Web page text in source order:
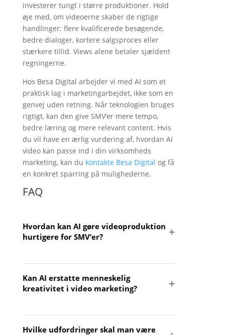
investerer tungt i større produktioner. Hold
øje med, om videoerne skaber de rigtige
handlinger: flere kvalificerede besøgende,
bedre dialoger, kortere salgsproces eller
stærkere tillid. Views alene betaler sjældent
regningerne.
Hos Besa Digital arbejder vi med AI som et
praktisk lag i marketingarbejdet, ikke som en
genvej uden retning. Når teknologien bruges
rigtigt, kan den give SMV’er mere tempo,
bedre læring og mere relevant content. Hvis
du vil have en ærlig vurdering af, hvordan AI
video kan passe ind i din virksomheds
marketing, kan du kontakte Besa Digital og få
en konkret sparring på mulighederne.
FAQ
Hvordan kan AI gøre videoproduktion
hurtigere for SMV’er?
klipning og undertekster, så videoindhold
kan produceres på markant kortere tid end
Kan AI erstatte menneskelig
kreativitet i video marketing?
strategi, budskaber og målgruppeforståelse
Hvilke udfordringer skal man være